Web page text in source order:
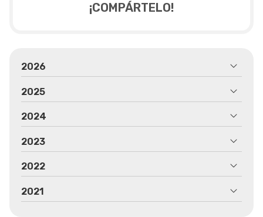
¡COMPÁRTELO!
2026
2025
2024
2023
2022
2021